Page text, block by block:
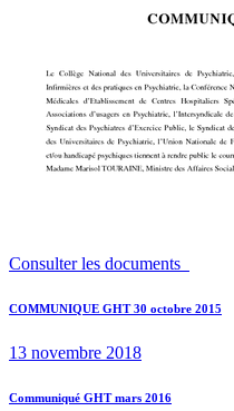
Consulter les documents
Navigation
de
Previous
COMMUNIQUE GHT 30 octobre 2015
13 novembre 2018
Next
Communiqué GHT mars 2016